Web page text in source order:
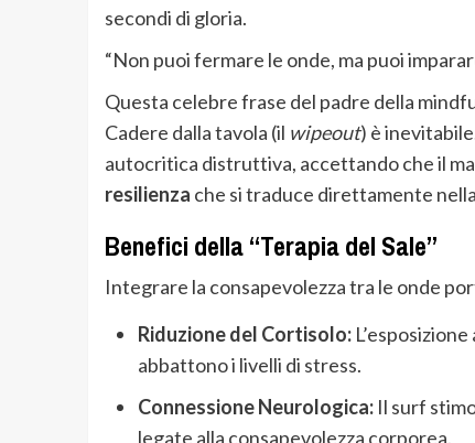
secondi di gloria.
“Non puoi fermare le onde, ma puoi
Questa celebre frase del padre della
Cadere dalla tavola (il wipeout) è
autocritica distruttiva, accettando che il
resilienza che si traduce direttamente
Benefici della “Terapia del Sale”
Integrare la consapevolezza tra le onde
Riduzione del Cortisolo:
abbattono i livelli di stress.
Connessione Neurologica:Il surf
legate alla consapevolezza corporea.